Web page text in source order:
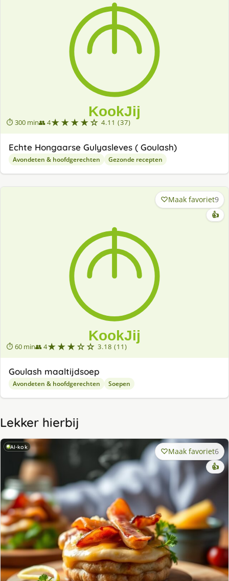
⏱ 300 min👥 4★★★★☆ 4.11 (37)
Echte Hongaarse Gulyasleves ( Goulash)
Avondeten & hoofdgerechten Gezonde recepten
⏱ 60 min👥 4★★★☆☆ 3.18 (11)
Maak favoriet9
👍
Goulash maaltijdsoep
Avondeten & hoofdgerechten Soepen
Lekker hierbij
AI-kok Maak favoriet6
👍